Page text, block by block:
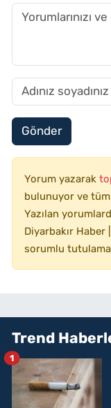
Gönder
Yorum yazarak
bulunuyor ve
Yazılan
Diyarbakır
sorumlu
Trend
1